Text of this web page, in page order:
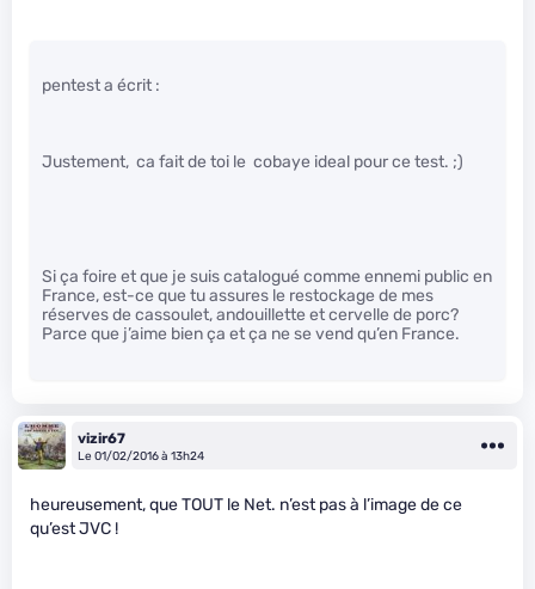
pentest a écrit :
Justement, ca fait de toi le cobaye ideal pour ce test. ;)
Si ça foire et que je suis catalogué comme ennemi public en
France, est-ce que tu assures le restockage de mes
réserves de cassoulet, andouillette et cervelle de porc?
Parce que j’aime bien ça et ça ne se vend qu’en France.
vizir67
Le 01/02/2016 à 13h24
heureusement, que TOUT le Net. n’est pas à l’image de ce
qu’est JVC !